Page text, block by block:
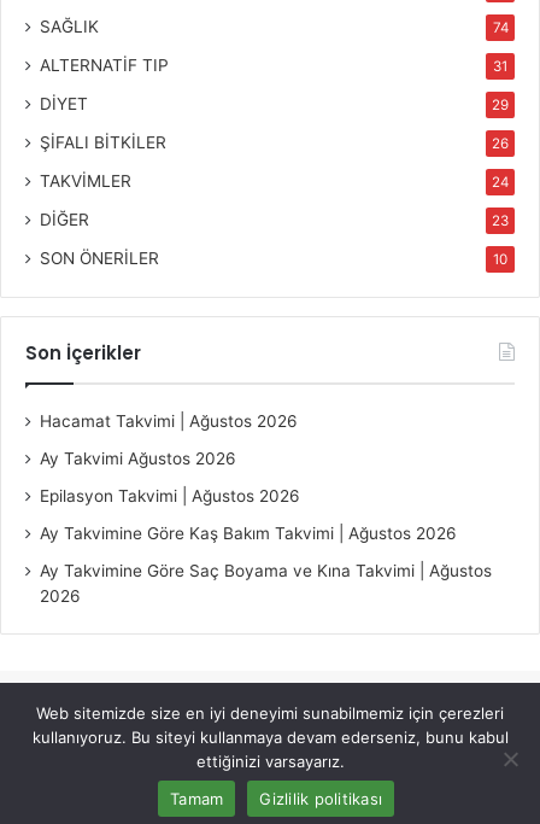
SAĞLIK 74
ALTERNATİF TIP 31
DİYET 29
ŞİFALI BİTKİLER 26
TAKVİMLER 24
DİĞER 23
SON ÖNERİLER 10
Son İçerikler
Hacamat Takvimi | Ağustos 2026
Ay Takvimi Ağustos 2026
Epilasyon Takvimi | Ağustos 2026
Ay Takvimine Göre Kaş Bakım Takvimi | Ağustos 2026
Ay Takvimine Göre Saç Boyama ve Kına Takvimi | Ağustos
2026
© Copyright 2026, All Rights Reserved |
Jannah Theme by
TieLabs
Web sitemizde size en iyi deneyimi sunabilmemiz için çerezleri
kullanıyoruz. Bu siteyi kullanmaya devam ederseniz, bunu kabul
ettiğinizi varsayarız.
Tamam
Gizlilik politikası